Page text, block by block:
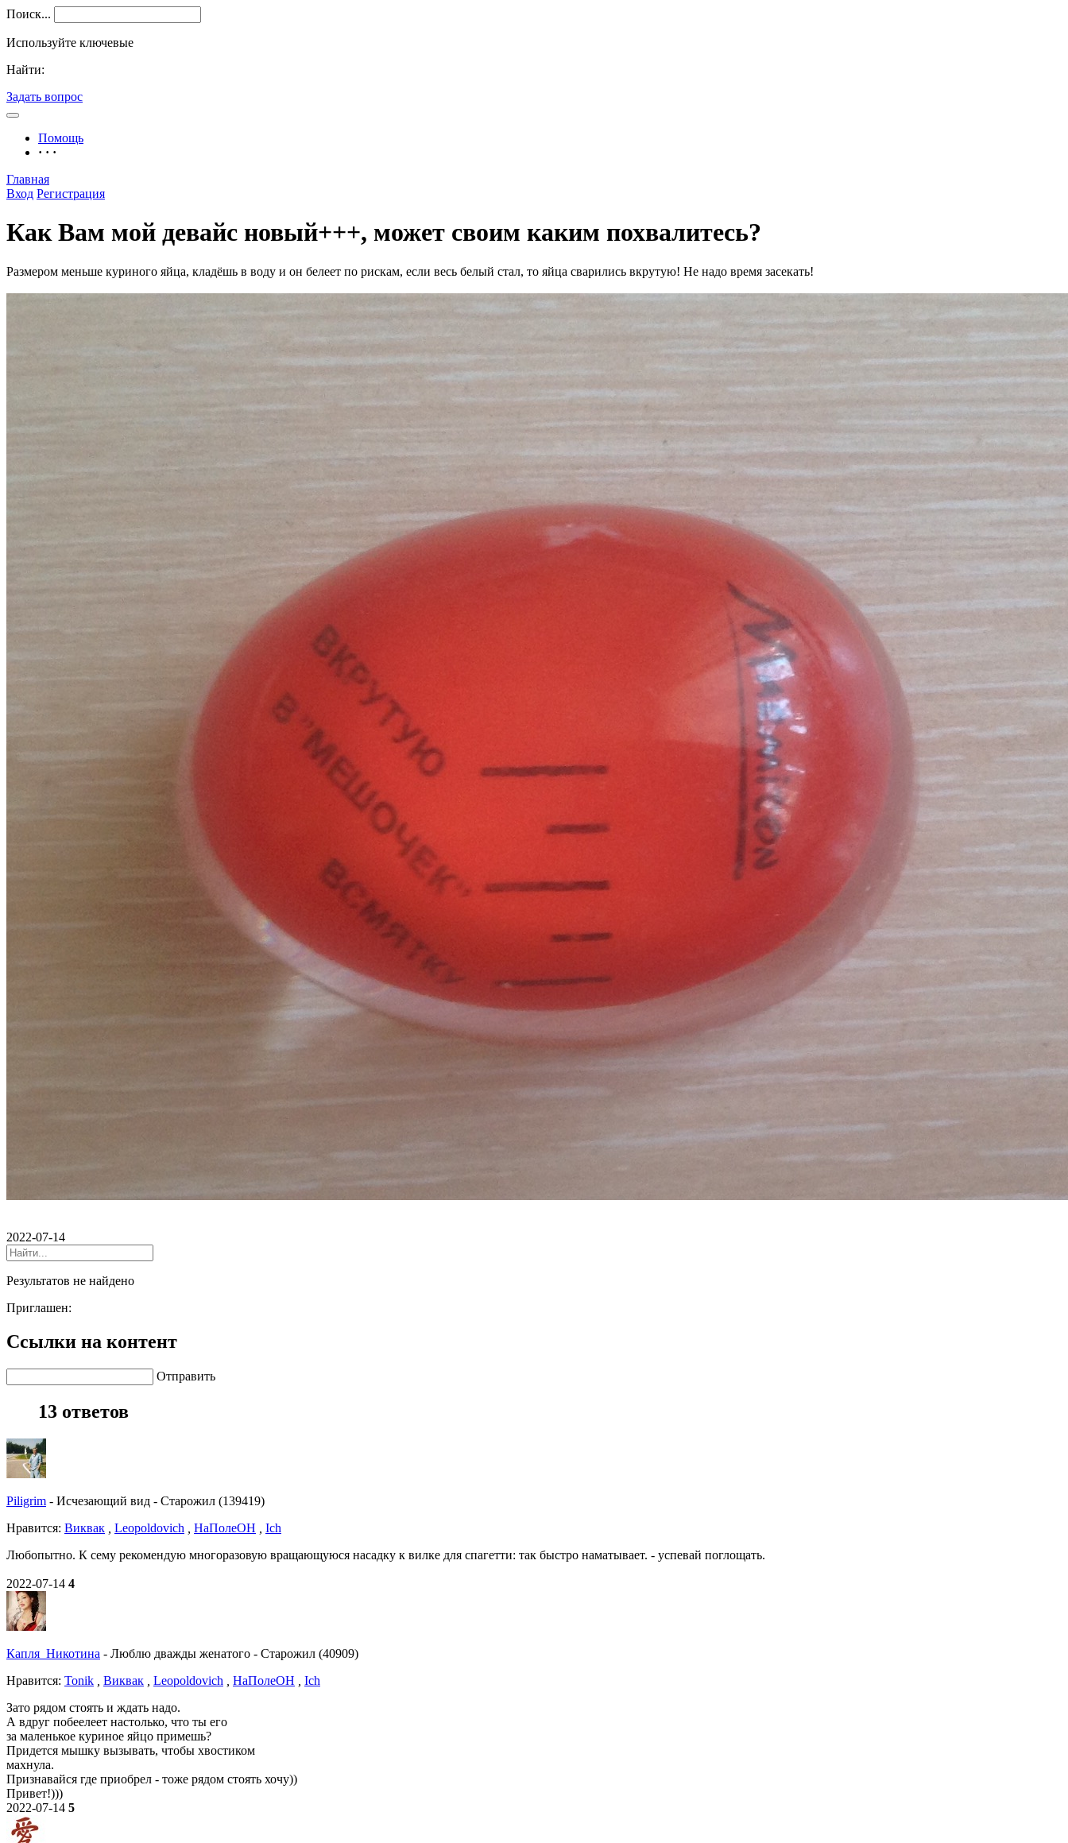
Поиск...
Используйте ключевые
Найти:
Задать вопрос
Помощь
· · ·
Главная
Вход Регистрация
Как Вам мой девайс новый+++, может своим каким похвалитесь?
Размером меньше куриного яйца, кладёшь в воду и он белеет по рискам, если весь белый стал, то яйца сварились вкрутую! Не надо время засекать!
2022-07-14
Результатов не найдено
Приглашен:
Ссылки на контент
Отправить
13 ответов
Piligrim - Исчезающий вид - Старожил (139419)
Нравитcя: Виквак Leopoldovich НаПолеОН
Ich
Любопытно. К сему рекомендую многоразовую вращающуюся насадку к вилке для спагетти: так быстро наматывает. - успевай поглощать.
2022-07-14 4
Капля_Никотина - Люблю дважды женатого - Старожил (40909)
Нравитcя: Tonik Виквак Leopoldovich НаПолеОН
Ich
Зато рядом стоять и ждать надо.
А вдруг побеелеет настолько, что ты его
за маленькое куриное яйцо примешь?
Придется мышку вызывать, чтобы хвостиком
махнула.
Признавайся где приобрел - тоже рядом стоять хочу))
Привет!)))
2022-07-14 5